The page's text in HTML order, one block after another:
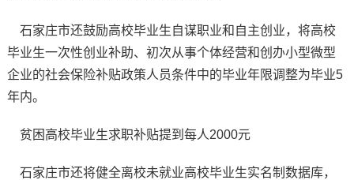
石家庄市还鼓励高校毕业生自谋职业和自主创业，将高校
毕业生一次性创业补助、初次从事个体经营和创办小型微型
企业的社会保险补贴政策人员条件中的毕业年限调整为毕业5
年内。
贫困高校毕业生求职补贴提到每人2000元
石家庄市还将健全离校未就业高校毕业生实名制数据库，